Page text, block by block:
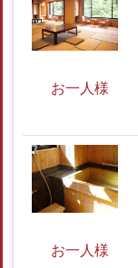
お一人様
お一人様